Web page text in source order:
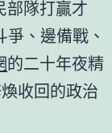
部隊打贏才
爭、邊備戰、
的二十年夜精
收回的政治